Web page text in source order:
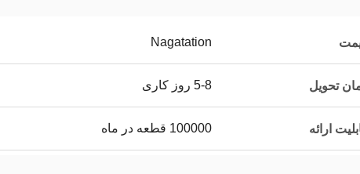
Nagatation
تحویل 5-8 روز کاری
ارائه 100000 قطعه در ماه